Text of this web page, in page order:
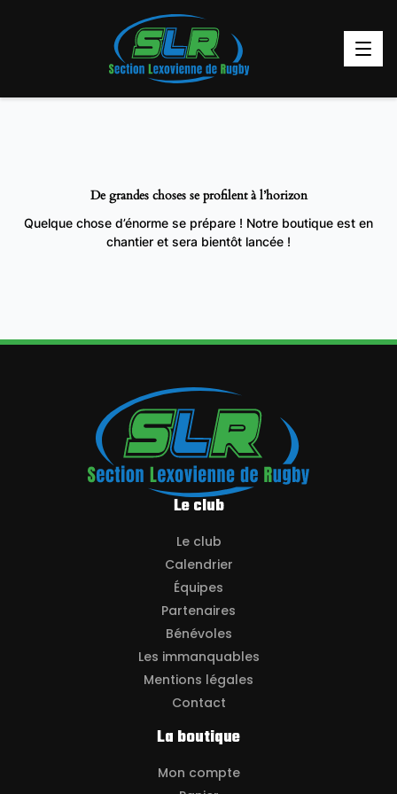
De grandes choses se profilent à l’horizon
Quelque chose d’énorme se prépare ! Notre boutique est en
chantier et sera bientôt lancée !
Le club
Le club
Calendrier
Équipes
Partenaires
Bénévoles
Les immanquables
Mentions légales
Contact
La boutique
Mon compte